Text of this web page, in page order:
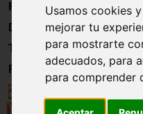
Usamos cookies
mejorar tu
para mostrarte
adecuados, para
para comprender
Formación
Directorio
Trabajo
Registro